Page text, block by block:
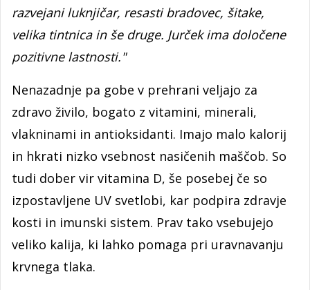
razvejani luknjičar, resasti bradovec, šitake,
velika tintnica in še druge. Jurček ima določene
pozitivne lastnosti."
Nenazadnje pa gobe v prehrani veljajo za
zdravo živilo, bogato z vitamini, minerali,
vlakninami in antioksidanti. Imajo malo kalorij
in hkrati nizko vsebnost nasičenih maščob. So
tudi dober vir vitamina D, še posebej če so
izpostavljene UV svetlobi, kar podpira zdravje
kosti in imunski sistem. Prav tako vsebujejo
veliko kalija, ki lahko pomaga pri uravnavanju
krvnega tlaka.